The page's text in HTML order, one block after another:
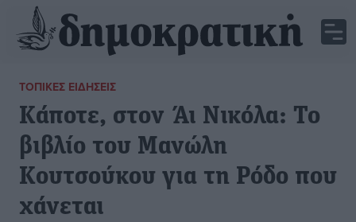
ΤΟΠΙΚΈΣ ΕΙΔΉΣΕΙΣ
Κάποτε, στον Άι Νικόλα: Το
βιβλίο του Μανώλη
Κουτσούκου για τη Ρόδο που
χάνεται